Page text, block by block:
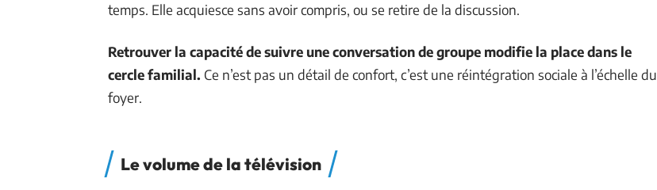
temps. Elle acquiesce sans avoir compris, ou se retire de la discussion.
Retrouver la capacité de suivre une conversation de groupe modifie la place dans le
cercle familial. Ce n’est pas un détail de confort, c’est une réintégration sociale à l’échelle du
foyer.
Le volume de la télévision